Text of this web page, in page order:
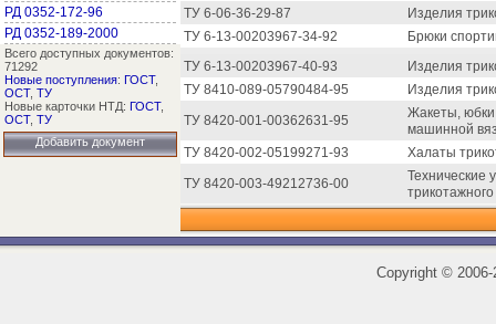
РД 0352-172-96
РД 0352-189-2000
Всего доступных документов:
71292
Новые поступления: ГОСТ,
ОСТ, ТУ
Новые карточки НТД: ГОСТ,
ОСТ, ТУ
Добавить документ
ТУ 6-06-36-29-87
Изделия
ТУ 6-13-00203967-34-92
Брюки
ТУ 6-13-00203967-40-93
Изделия
ТУ 8410-089-05790484-95
Изделия
ТУ 8420-001-00362631-95
Жакеты,
машинной
ТУ 8420-002-05199271-93
Халаты
ТУ 8420-003-49212736-00
Технические
Copyright ©